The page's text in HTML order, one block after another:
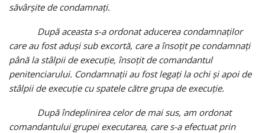
săvârşite de condamnaţi.
După aceasta s-a ordonat aducerea condamnaţilor
care au fost aduşi sub excortă, care a însoţit pe condamnaţi
până la stâlpii de execuţie, însoţit de comandantul
penitenciarului. Condamnaţii au fost legaţi la ochi şi apoi de
stâlpii de execuţie cu spatele către grupa de execuţie.
După îndeplinirea celor de mai sus, am ordonat
comandantului grupei executarea, care s-a efectuat prin